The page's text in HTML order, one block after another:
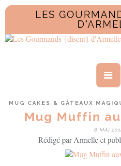
LES
MUG CAKES & GÂTEAUX
Mug Muffin
6 MAI
Rédigé par Armelle et